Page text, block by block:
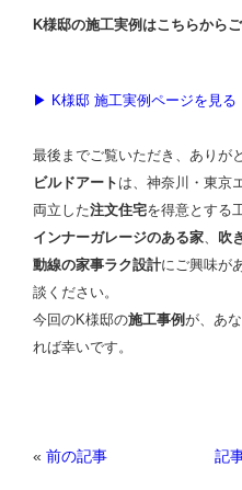
K様邸の施工実例はこちらから
▶︎ K様邸 施工実例ページを見る
最後までご覧いただき、ありが
ビルドアート は、神奈川・東京
両立した注文住宅を得意とする
インナーガレージのある家
吹
動線の家事ラク設計にご興味が
談ください。
今回のK様邸の施工事例が、あ
れば幸いです。
記
« 前の記事